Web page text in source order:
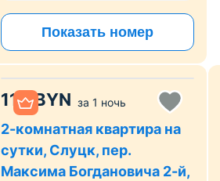
Показать номер
110 BYN за 1 ночь
2-комнатная квартира на
сутки, Слуцк, пер.
Максима Богдановича 2-й,